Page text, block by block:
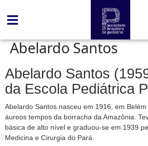
Abelardo Santos
Abelardo Santos
da Escola Pediátrica
Abelardo Santos nasceu em 1916, em
áureos tempos da borracha da Amazônia.
básica de alto nível e graduou-se em 1939
Medicina e Cirurgia do Pará.